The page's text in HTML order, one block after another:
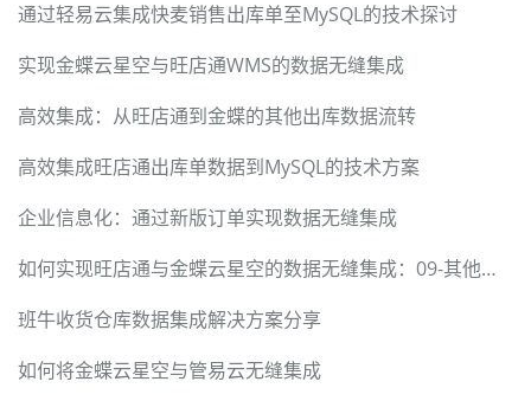
通过轻易云集成快麦销售出库单至MySQL的技术探讨
实现金蝶云星空与旺店通WMS的数据无缝集成
高效集成：从旺店通到金蝶的其他出库数据流转
高效集成旺店通出库单数据到MySQL的技术方案
企业信息化：通过新版订单实现数据无缝集成
如何实现旺店通与金蝶云星空的数据无缝集成：09-其他入库单
班牛收货仓库数据集成解决方案分享
如何将金蝶云星空与管易云无缝集成